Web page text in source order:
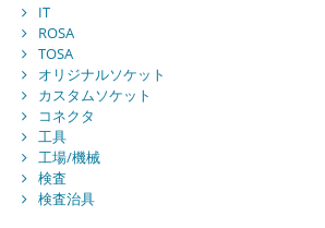
IT
ROSA
TOSA
オリジナルソケット
カスタムソケット
コネクタ
工具
工場/機械
検査
検査治具